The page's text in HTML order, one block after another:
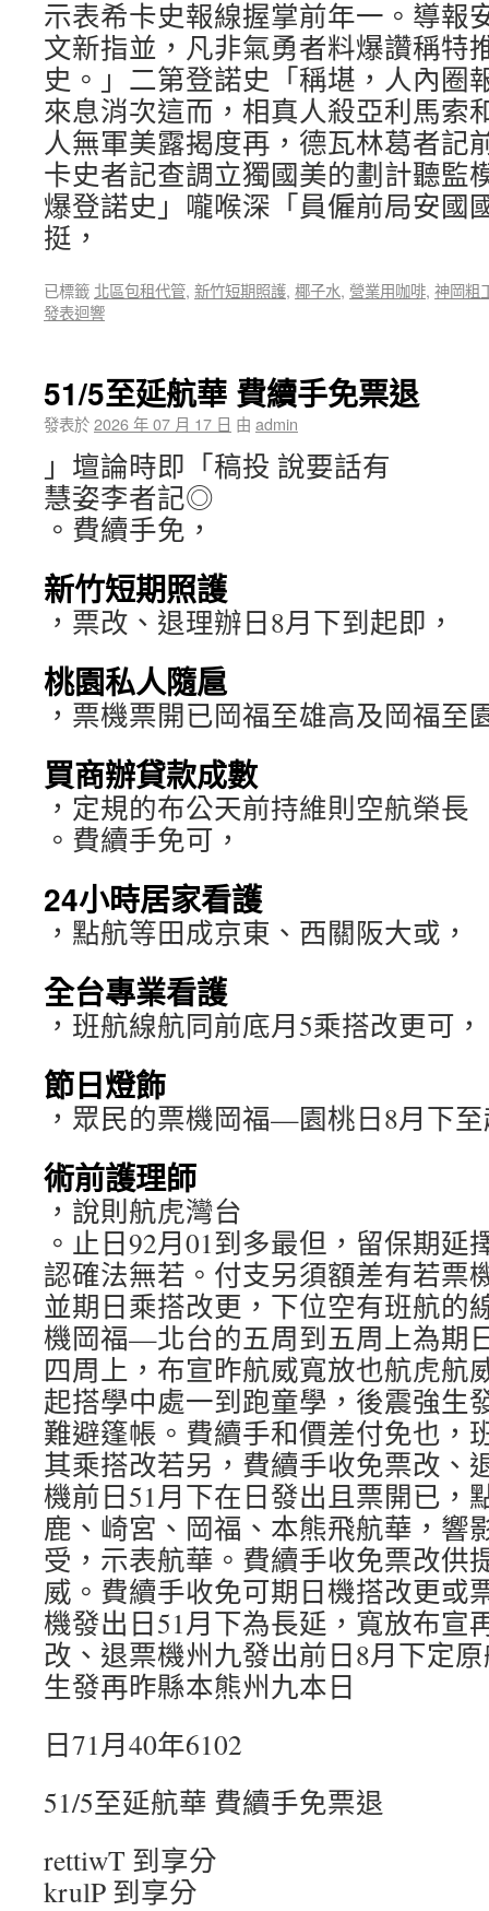
示表希卡史報線握掌前年一。導報
文新指並，凡非氣勇者料爆讚稱特
史。」二第登諾史「稱堪，人內圈
來息消次這而，相真人殺亞利馬索
人無軍美露揭度再，德瓦林葛者記
卡史者記查調立獨國美的劃計聽監
爆登諾史」嚨喉深「員僱前局安國
挺，
已標籤 北區包租代管, 新竹短期照護, 椰子水, 營業用咖啡, 神岡粗
發表迴響
51/5至延航華 費續手免票退
發表於2026 年 07 月 17 日 由 admin
」壇論時即「稿投 說要話有
慧姿李者記◎
。費續手免，
新竹短期照護
，票改、退理辦日8月下到起即，
桃園私人隨扈
，票機票開已岡福至雄高及岡福至
買商辦貸款成數
，定規的布公天前持維則空航榮長
。費續手免可，
24小時居家看護
，點航等田成京東、西關阪大或，
全台專業看護
，班航線航同前底月5乘搭改更可，
節日燈飾
，眾民的票機岡福—園桃日8月下
術前護理師
，說則航虎灣台
。止日92月01到多最但，留保期延
認確法無若。付支另須額差有若票
並期日乘搭改更，下位空有班航的
機岡福—北台的五周到五周上為期
四周上，布宣昨航威寬放也航虎航
起搭學中處一到跑童學，後震強生
難避篷帳。費續手和價差付免也，
其乘搭改若另，費續手收免票改、
機前日51月下在日發出且票開已，
鹿、崎宮、岡福、本熊飛航華，響
受，示表航華。費續手收免票改供
威。費續手收免可期日機搭改更或
機發出日51月下為長延，寬放布宣
改、退票機州九發出前日8月下定
生發再昨縣本熊州九本日
日71月40年6102
51/5至延航華 費續手免票退
rettiwT 到享分
krulP 到享分